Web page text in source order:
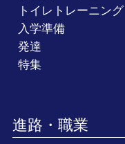
トイレトレーニング
入学準備
発達
特集
進路・職業